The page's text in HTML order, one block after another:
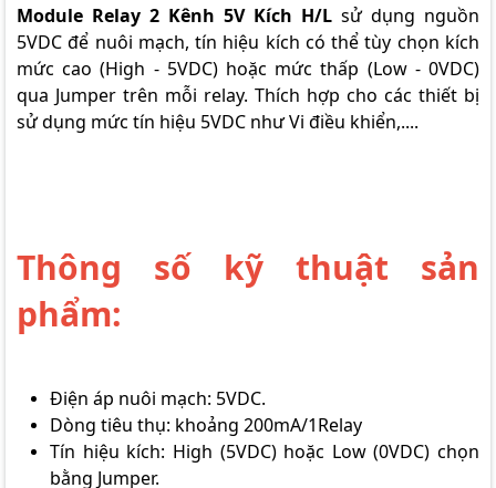
Module Relay 2 Kênh 5V Kích H/L sử dụng nguồn
5VDC để nuôi mạch, tín hiệu kích có thể tùy chọn kích
mức cao (High - 5VDC) hoặc mức thấp (Low - 0VDC)
qua Jumper trên mỗi relay. Thích hợp cho các thiết bị
sử dụng mức tín hiệu 5VDC như Vi điều khiển,....
Thông số kỹ thuật sản
phẩm:
Điện áp nuôi mạch: 5VDC.
Dòng tiêu thụ: khoảng 200mA/1Relay
Tín hiệu kích: High (5VDC) hoặc Low (0VDC) chọn
bằng Jumper.